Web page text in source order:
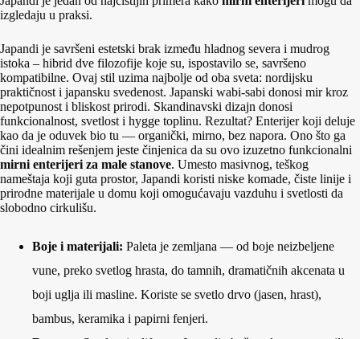
izgledaju u praksi.
Japandi je savršeni estetski brak između hladnog severa i mudrog
istoka – hibrid dve filozofije koje su, ispostavilo se, savršeno
kompatibilne. Ovaj stil uzima najbolje od oba sveta: nordijsku
praktičnost i japansku svedenost. Japanski wabi-sabi donosi mir kroz
nepotpunost i bliskost prirodi. Skandinavski dizajn donosi
funkcionalnost, svetlost i hygge toplinu. Rezultat? Enterijer koji deluje
kao da je oduvek bio tu — organički, mirno, bez napora. Ono što ga
čini idealnim rešenjem jeste činjenica da su ovo izuzetno funkcionalni
mirni enterijeri za male stanove. Umesto masivnog, teškog
nameštaja koji guta prostor, Japandi koristi niske komade, čiste linije i
prirodne materijale u domu koji omogućavaju vazduhu i svetlosti da
slobodno cirkulišu.
Boje i materijali: Paleta je zemljana — od boje neizbeljene
vune, preko svetlog hrasta, do tamnih, dramatičnih akcenata u
boji uglja ili masline. Koriste se svetlo drvo (jasen, hrast),
bambus, keramika i papirni fenjeri.